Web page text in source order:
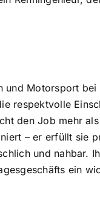
Motorsport
respektvolle
den Job mehr
– er erfüllt sie
und nahbar.
ein